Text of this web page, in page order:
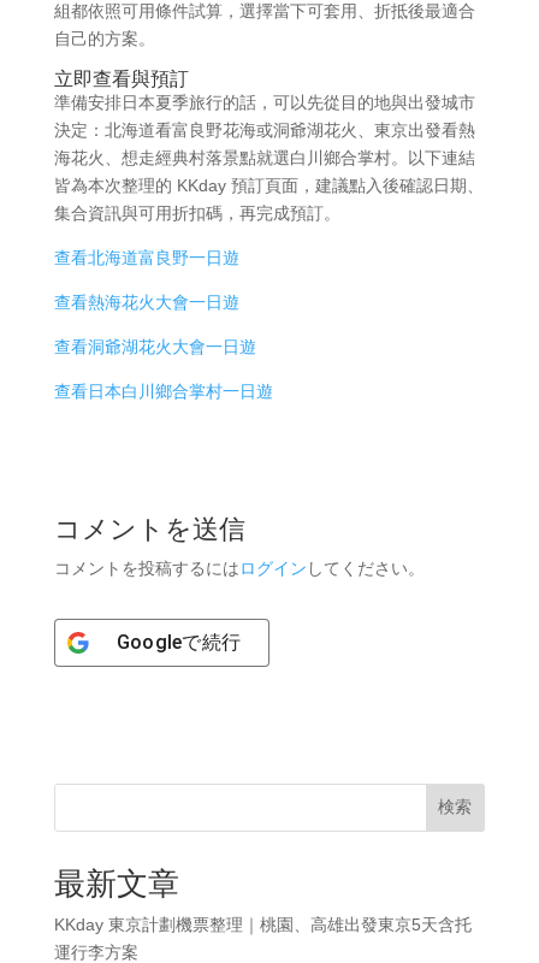
組都依照可用條件試算，選擇當下可套用、折抵後最適合
自己的方案。
立即查看與預訂
準備安排日本夏季旅行的話，可以先從目的地與出發城市
決定：北海道看富良野花海或洞爺湖花火、東京出發看熱
海花火、想走經典村落景點就選白川鄉合掌村。以下連結
皆為本次整理的 KKday 預訂頁面，建議點入後確認日期、
集合資訊與可用折扣碼，再完成預訂。
查看北海道富良野一日遊
查看熱海花火大會一日遊
查看洞爺湖花火大會一日遊
查看日本白川鄉合掌村一日遊
コメントを送信
コメントを投稿するにはログイン してください。
Googleで続行
検索
最新文章
KKday 東京計劃機票整理｜桃園、高雄出發東京5天含托
運行李方案